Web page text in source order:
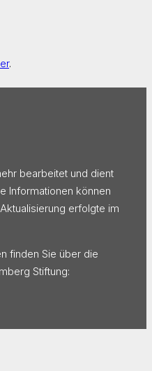
.
bearbeitet und dient
Informationen können
erfolgte im
finden Sie über die
Stiftung: